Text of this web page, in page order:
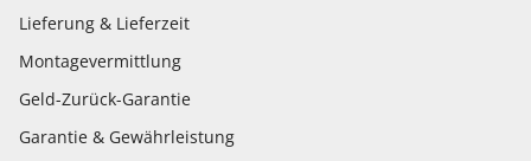
Lieferung & Lieferzeit
Montagevermittlung
Geld-Zurück-Garantie
Garantie & Gewährleistung